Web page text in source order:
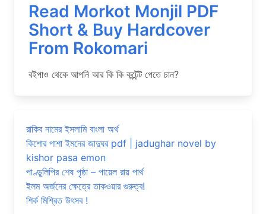
Read Morkot Monjil PDF
Short & Buy Hardcover
From Rokomari
বইপাও থেকে আপনি আর কি কি কন্টেন্ট পেতে চান?
রাকিব নামের ইসলামি বাংলা অর্থ
কিশোর পাশা ইমনের জাদুঘর pdf | jadughar novel by
kishor pasa emon
পাণ্ডুলিপির শেষ পৃষ্ঠা – পায়েল রায় পার্থ
ইলম অর্জনের ক্ষেত্রে তাকওয়ার গুরুত্ব!
শির্ক মিশ্রিত উৎসব !